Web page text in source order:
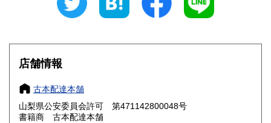
800円 三重県
大阪府
奈良県
鳥取県 800円 島根県
店舗情報
古本配達本舗
山梨県公安委員会許可 第471142800048号
書籍商 古本配達本舗